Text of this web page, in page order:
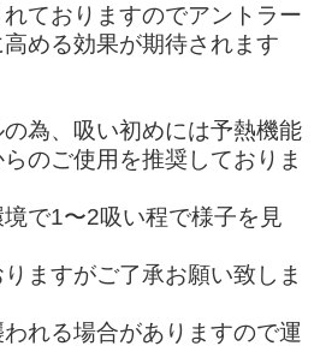
れておりますのでアントラー
める効果が期待されます
の為、吸い初めには予熱機能
のご使用を推奨しておりま
境で1〜2吸い程で様子を見
ますがご了承お願い致しま
われる場合がありますので運